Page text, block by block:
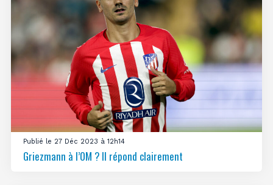
Publié le 27 Déc 2023 à 12h14
Griezmann à l’OM ? Il répond clairement